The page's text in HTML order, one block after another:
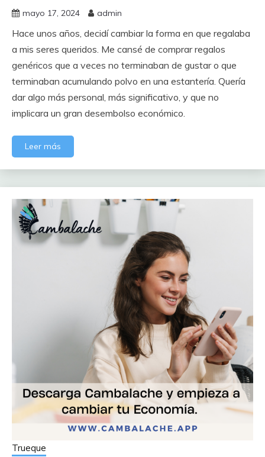
mayo 17, 2024 admin
Hace unos años, decidí cambiar la forma en que regalaba
a mis seres queridos. Me cansé de comprar regalos
genéricos que a veces no terminaban de gustar o que
terminaban acumulando polvo en una estantería. Quería
dar algo más personal, más significativo, y que no
implicara un gran desembolso económico.
Leer más
Trueque